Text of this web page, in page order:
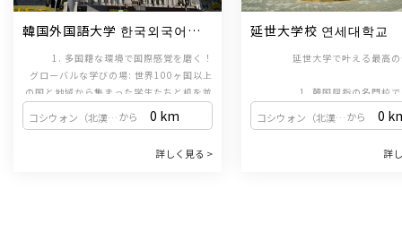
韓国外国語大学 한국외국어대
1. 多国籍な環境で国際感覚を磨く！
グローバルな学びの場: 世界100ヶ国以上
の国と地域から集まった学生たちと机を並
べ、多様な国籍の友達と一緒に学びます。
多国籍なクラス編成と、留学生のための特
ことができます。
韓国語教育
コシウォン（北漢山輔國門駅 / 牛耳新設線）から 0 km
詳しく見る >
延世大学校 연세대학교
延世大学で叶える最高
1. 韓国屈指の名門校
韓国の「3大名門大学（SKY）
あり、国内で最も長い歴史と伝
ます。世界中から集まる優秀な
コシウォン（北漢山輔國門駅 / 牛耳新設線）から 0
詳